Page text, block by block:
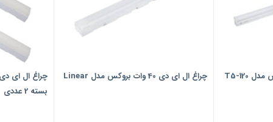
چراغ ال ای دی 40 وات بروکس مدل Linear
بسته 2 عددی